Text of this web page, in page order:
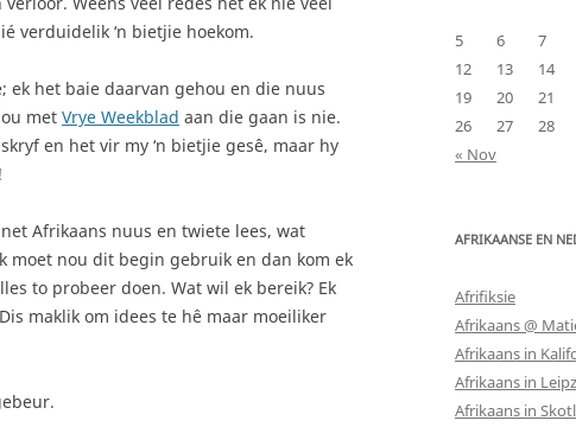
verduidelik ‘n bietjie hoekom.
ek het baie daarvan gehou en die nuus
met Vrye Weekblad aan die gaan is nie.
en het vir my ‘n bietjie gesê, maar hy
Afrikaans nuus en twiete lees, wat
moet nou dit begin gebruik en dan kom ek
to probeer doen. Wat wil ek bereik? Ek
maklik om idees te hê maar moeiliker
5
6 7
12
13 14
19
20 21
26
27 28
« Nov
AFRIKAANSE EN
Afrifiksie
Afrikaans @
Afrikaans in
Afrikaans in
Afrikaans in